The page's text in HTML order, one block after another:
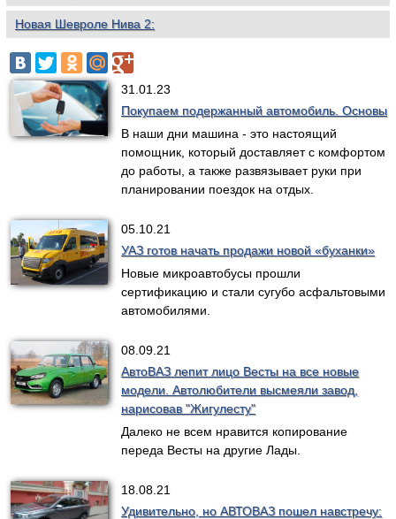
Новая Шевроле Нива 2
31.01.23
Покупаем подержанный автомобиль. Основы
В наши дни машина - это настоящий
помощник, который доставляет с комфортом
до работы, а также развязывает руки при
планировании поездок на отдых.
05.10.21
УАЗ готов начать продажи новой «буханки»
Новые микроавтобусы прошли
сертификацию и стали сугубо асфальтовыми
автомобилями.
08.09.21
АвтоВАЗ лепит лицо Весты на все новые
модели. Автолюбители высмеяли завод,
нарисовав "Жигулесту"
Далеко не всем нравится копирование
переда Весты на другие Лады.
18.08.21
Удивительно, но АВТОВАЗ пошел навстречу: